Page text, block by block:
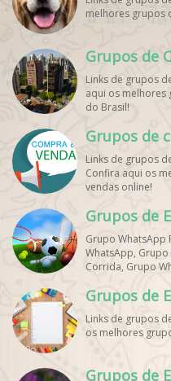
melhores grupos
Grupos de
Links de grupos
aqui os melhores
do Brasil!
Grupos de
Links de grupos
Confira aqui os
vendas online!
Grupos de
Grupo WhatsApp
WhatsApp,
Corrida, Grupo
WhatsApp,
WhatsApp, Link
WhatsApp Dicas
Vivo. Grupo
WhatsApp
Grupos de
Links de grupos
os melhores
Grupos de